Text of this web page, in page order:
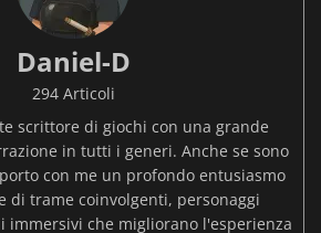
Daniel-D
294 Articoli
scrittore di giochi con una grande
in tutti i generi. Anche se sono
con me un profondo entusiasmo
di trame coinvolgenti, personaggi
immersivi che migliorano l'esperienza